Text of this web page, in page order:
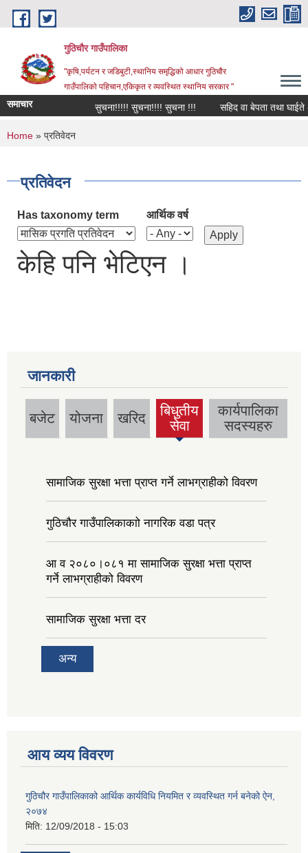
Skip to main content
गुठिचौर गाउँपालिका
"कृषि,पर्यटन र जडिबुटी,स्थानिय समृद्धिको आधार गुठिचौर
गाउँपालिको पहिचान,एकिकृत र व्यवस्थित स्थानिय सरकार "
समाचार सुचना!!!!! सुचना!!!! सुचना !!! सहिद वा बेपता तथा घाईते
You are here
Home » प्रतिवेदन
प्रतिवेदन
Has taxonomy term आर्थिक वर्ष
केहि पनि भेटिएन ।
जानकारी
बजेट योजना खरिद
बिधुतीय
सेवा
(active
tab)
कार्यपालिका
सदस्यहरु
सामाजिक सुरक्षा भत्ता प्राप्त गर्ने लाभग्राहीको विवरण
गुठिचौर गाउँपालिकाकाो नागरिक वडा पत्र
आ व २०८०।०८१ मा सामाजिक सुरक्षा भत्ता प्राप्त
गर्ने लाभग्राहीको विवरण
सामाजिक सुरक्षा भत्ता दर
अन्य
आय व्यय विवरण
गुठिचौर गाउँपालिकाको आर्थिक कार्यविधि नियमित र व्यवस्थित गर्न बनेको ऐन,
२०७४
मिति: 12/09/2018 - 15:03